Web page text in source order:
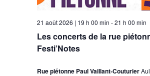
Les concerts de la rue
Festi’Notes
21 août 2026 | 19 h 00 min -21 h 00 min
Rue piétonne Paul Vaillant-Couturier